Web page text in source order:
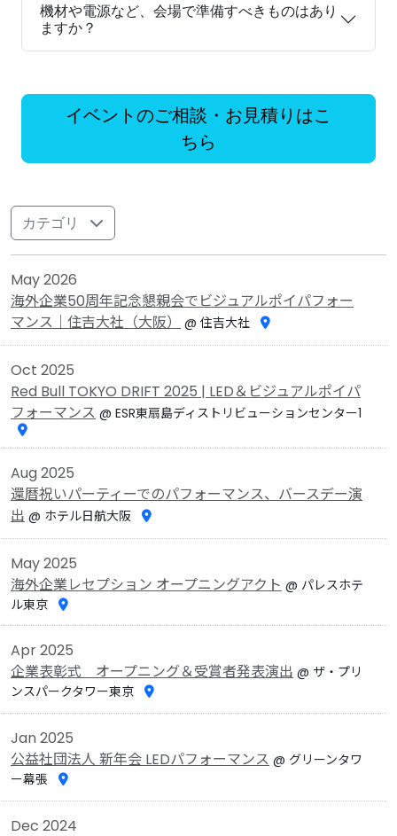
機材や電源など、会場で準備すべきものはあり
ますか？
イベントのご相談・お見積りはこ
ちら
カテゴリ
May 2026
海外企業50周年記念懇親会でビジュアルポイパフォー
マンス｜住吉大社（大阪）
@ 住吉大社
Oct 2025
Red Bull TOKYO DRIFT 2025 | LED＆ビジュアルポイパ
フォーマンス @ ESR東扇島ディストリビューションセンター1
Aug 2025
還暦祝いパーティーでのパフォーマンス、バースデー演
出 @ ホテル日航大阪
May 2025
海外企業レセプション オープニングアクト @ パレスホテ
ル東京
Apr 2025
企業表彰式 オープニング＆受賞者発表演出 @ ザ・プリ
ンスパークタワー東京
Jan 2025
公益社団法人 新年会 LEDパフォーマンス @ グリーンタワ
ー幕張
Dec 2024